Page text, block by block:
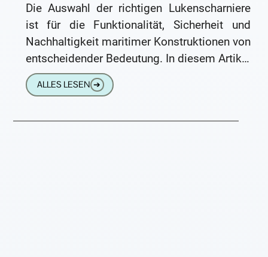
Die Auswahl der richtigen Lukenscharniere
ist für die Funktionalität, Sicherheit und
Nachhaltigkeit maritimer Konstruktionen von
entscheidender Bedeutung. In diesem Artikel
wird erläutert, wie wichtig die Investition in
hochwertige Lukenscharniere ist
ALLES LESEN ➔